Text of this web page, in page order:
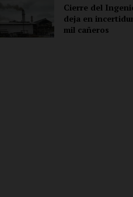
Cierre del
deja en
mil cañeros